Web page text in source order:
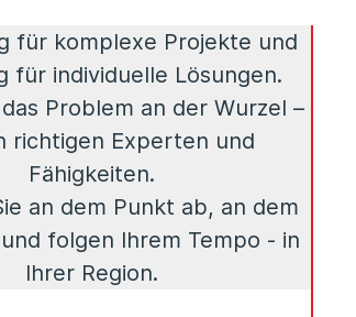
für komplexe Projekte und
für individuelle Lösungen.
Problem an der Wurzel –
richtigen Experten und
Fähigkeiten.
an dem Punkt ab, an dem
folgen Ihrem Tempo - in
Ihrer Region.